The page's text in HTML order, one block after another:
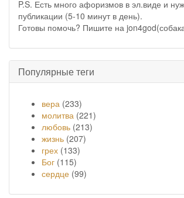
P.S. Есть много афоризмов в эл.виде и
публикации (5-10 минут в день).
Готовы помочь? Пишите на
Популярные теги
вера (233)
молитва (221)
любовь (213)
жизнь (207)
грех (133)
Бог (115)
сердце (99)